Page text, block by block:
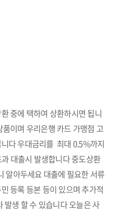
중에 택하여 상환하시면 됩니
이며 우리은행 카드 가맹점 고
다 우대금리를 최대 0.5%까지
대출시 발생합니다 중도상환
알아두세요 대출에 필요한 서류
등록 등본 등이 있으며 추가적
발생 할 수 있습니다 오늘은 사